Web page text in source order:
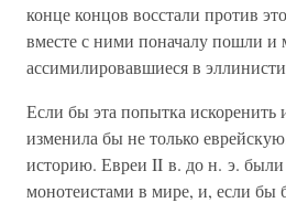
конце концов восстали против
вместе с ними поначалу пошли и
ассимилировавшиеся в
Если бы эта попытка искоренить
изменила бы не только
историю. Евреи II в. до н. э.
монотеистами в мире, и, если бы